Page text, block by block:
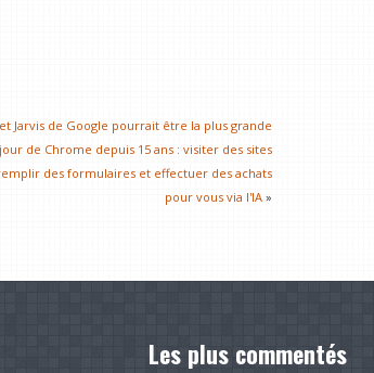
Jarvis de Google pourrait être la plus grande
de Chrome depuis 15 ans : visiter des sites
des formulaires et effectuer des achats
pour vous via l'IA»
Les plus commentés